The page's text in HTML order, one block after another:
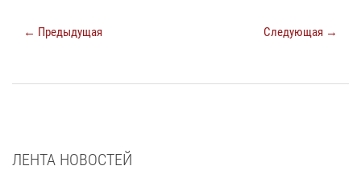
← Предыдущая Следующая →
ЛЕНТА НОВОСТЕЙ